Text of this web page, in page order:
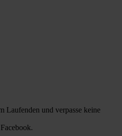
Laufenden und verpasse keine